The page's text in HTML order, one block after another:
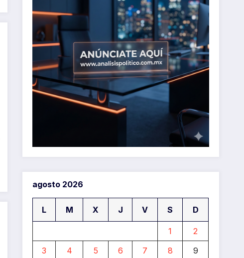
agosto 2026
L M X J V S D
1
2
3
4 5 6 7 8
9